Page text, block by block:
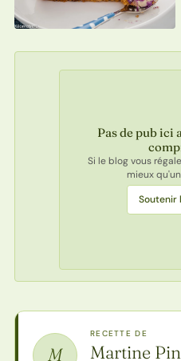
Pas de pub ici
Si le blog vous
mieux
Soutenir
M
RECETTE DE
Martine